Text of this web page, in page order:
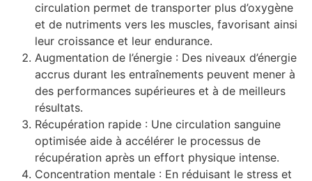
circulation permet de transporter plus d’oxygène
et de nutriments vers les muscles, favorisant ainsi
leur croissance et leur endurance.
Augmentation de l’énergie : Des niveaux d’énergie
accrus durant les entraînements peuvent mener à
des performances supérieures et à de meilleurs
résultats.
Récupération rapide : Une circulation sanguine
optimisée aide à accélérer le processus de
récupération après un effort physique intense.
Concentration mentale : En réduisant le stress et